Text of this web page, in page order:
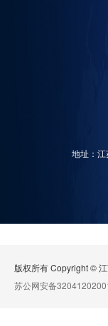
地址：
版权所有 Copyright ©
苏公网安备